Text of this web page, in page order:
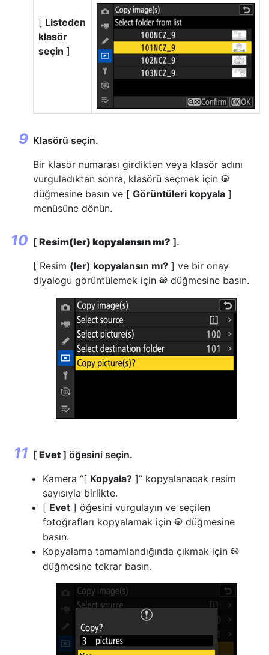
[ Listeden
klasör
seçin ]
Klasörü seçin.
Bir klasör numarası girdikten veya klasör adını
vurguladıktan sonra, klasörü seçmek için J
düğmesine basın ve [ Görüntüleri kopyala ]
menüsüne dönün.
[ Resim(ler) kopyalansın mı? ].
[ Resim (ler) kopyalansın mı? ] ve bir onay
diyalogu görüntülemek için J düğmesine basın.
[ Evet ] öğesini seçin.
Kamera “[ Kopyala? ]” kopyalanacak resim
sayısıyla birlikte.
[ Evet ] öğesini vurgulayın ve seçilen
fotoğrafları kopyalamak için J düğmesine
basın.
Kopyalama tamamlandığında çıkmak için J
düğmesine tekrar basın.